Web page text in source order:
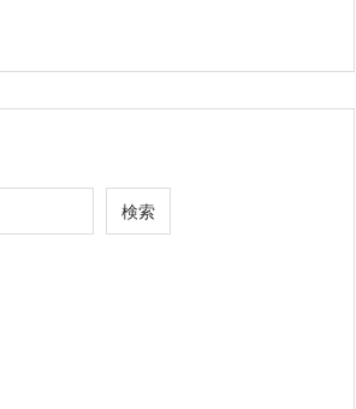
検索